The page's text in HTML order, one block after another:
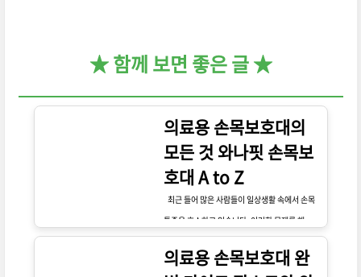
★ 함께 보면 좋은 글 ★
의료용 손목보호대의
모든 것 와나핏 손목보
호대 A to Z
최근 들어 많은 사람들이 일상생활 속에서 손목
통증을 호소하고 있습니다. 이러한 문제를 해결하
으며, 그 중에서도 와나핏 손목보호대는 많은 이
의료용 손목보호대 완